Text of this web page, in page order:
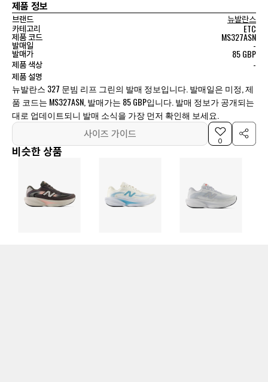
제품 정보
브랜드
뉴발란스
카테고리
ETC
제품 코드 MS327ASN
발매일 -
발매가 85 GBP
제품 색상 -
제품 설명
뉴발란스 327 문빔 리프 그린의 발매 정보입니다. 발매일은 미정, 제
품 코드는 MS327ASN, 발매가는 85 GBP입니다. 발매 정보가 공개되는
대로 업데이트되니 발매 소식을 가장 먼저 확인해 보세요.
사이즈 가이드
0
비슷한 상품